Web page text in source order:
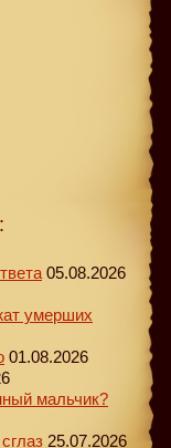
05.08.2026
умерших
01.08.2026
мальчик?
25.07.2026